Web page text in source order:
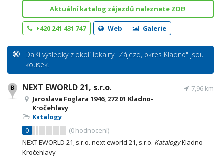
Aktuální katalog zájezdů naleznete ZDE!
+420 241 431 747 Web Galerie
Další výsledky z okolí lokality "Zájezd, okres Kladno" jsou
kousek.
NEXT EWORLD 21, s.r.o.
Jaroslava Foglara 1946, 272 01 Kladno-
Kročehlavy
Katalogy
0
(0 hodnocení)
7,96 km
NEXT EWORLD 21, s.r.o. next eworld 21, s.r.o. KatalogyKladno
Kročehlavy